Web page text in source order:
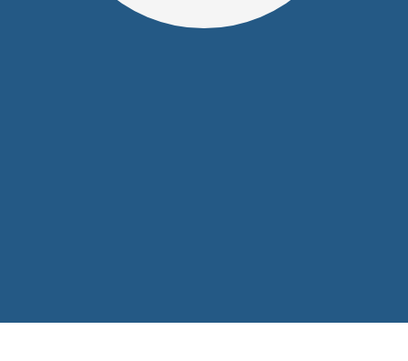
2026 © Уважаемые клиенты, Информация на сайте не